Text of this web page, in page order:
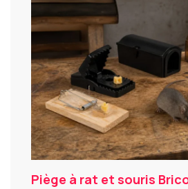
Piège à rat et souris